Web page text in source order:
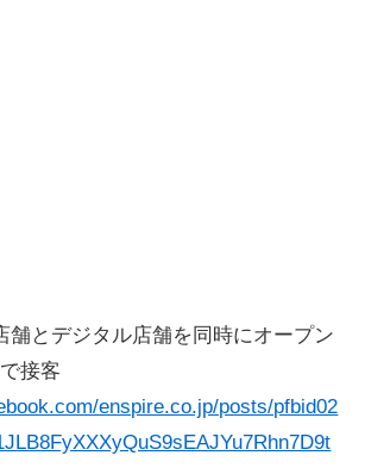
とデジタル店舗を同時にオープン
接客
enspire.co.jp/posts/pfbid02